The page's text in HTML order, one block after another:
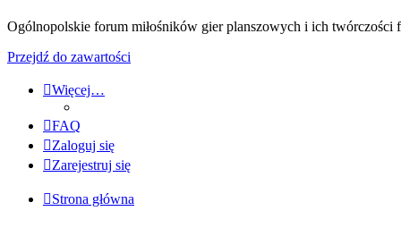
Ogólnopolskie forum miłośników gier planszowych i ich twórczości
Przejdź do zawartości
Więcej…
FAQ
Zaloguj się
Zarejestruj się
Strona główna